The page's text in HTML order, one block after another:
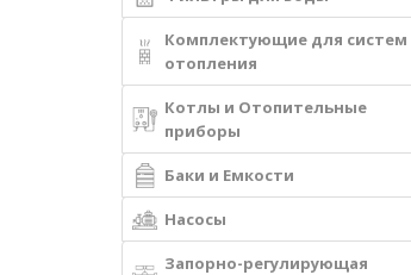
Комплектующие для систем
отопления
Котлы и Отопительные
приборы
Баки и Емкости
Насосы
Запорно-регулирующая